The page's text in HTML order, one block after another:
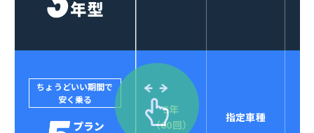
ちょうどいい期間で
安く乗る
5年
（60回）
指定車種